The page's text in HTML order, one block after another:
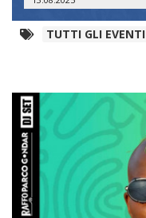
TUTTI GLI EVENTI